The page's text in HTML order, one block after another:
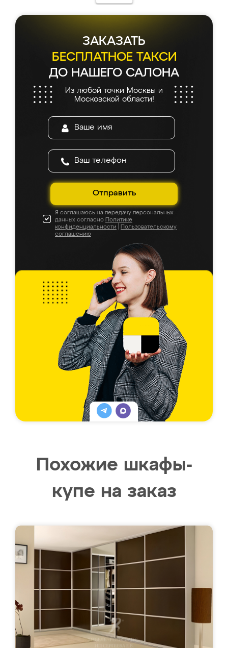
ЗАКАЗАТЬ
БЕСПЛАТНОЕ ТАКСИ
ДО НАШЕГО САЛОНА
Из любой точки Москвы и
Московской области!
Отправить
Я соглашаюсь на передачу персональных
данных согласно Политике
конфиденциальности
Пользовательскому
соглашению
Похожие шкафы-
купе на заказ